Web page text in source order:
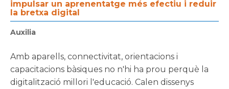
impulsar un aprenentatge més efectiu i reduir
la bretxa digital
Auxilia
Amb aparells, connectivitat, orientacions i
capacitacions bàsiques no n'hi ha prou perquè la
digitalització millori l'educació. Calen dissenys